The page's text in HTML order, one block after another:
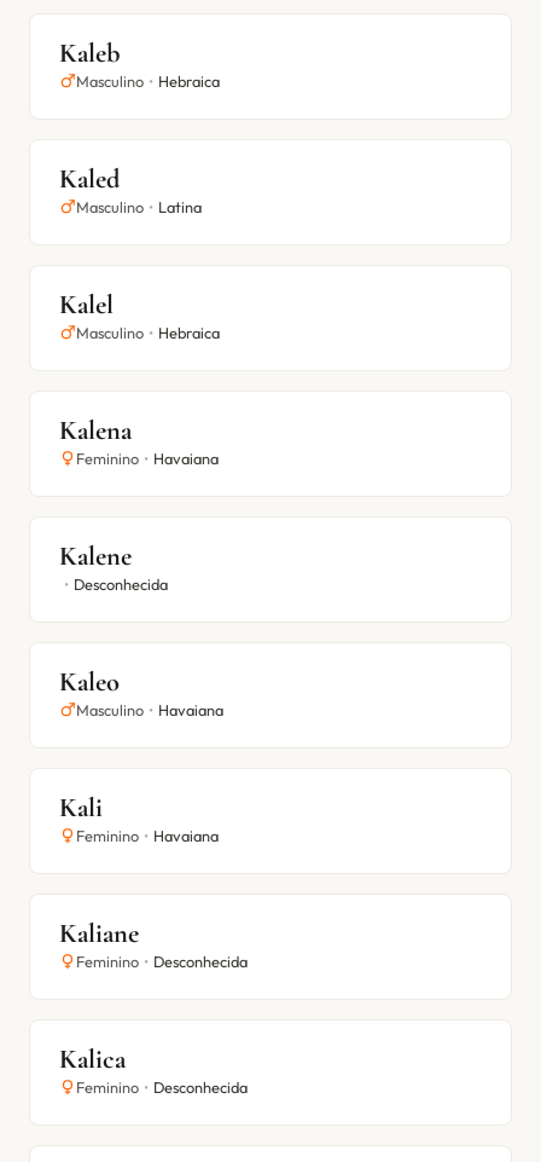
Kaleb
Masculino • Hebraica
Kaled
Masculino • Latina
Kalel
Masculino • Hebraica
Kalena
Feminino • Havaiana
Kalene
• Desconhecida
Kaleo
Masculino • Havaiana
Kali
Feminino • Havaiana
Kaliane
Feminino • Desconhecida
Kalica
Feminino • Desconhecida